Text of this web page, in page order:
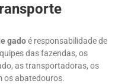
gadoé responsabilidade de
das fazendas, os
as transportadoras, os
os abatedouros.